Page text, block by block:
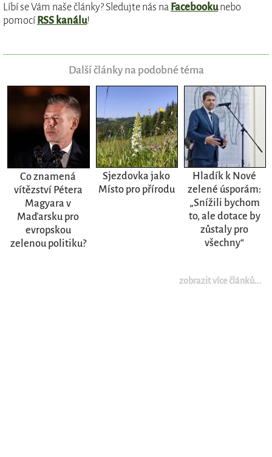
Líbí se Vám naše články? Sledujte nás na Facebookunebo
pomocíRSS kanálu!
Další články na podobné téma
Co znamená
vítězství Pétera
Magyara v
Maďarsku pro
evropskou
zelenou politiku?
Sjezdovka jako
Místo pro přírodu
Hladík k Nové
zelené úsporám:
„Snížili bychom
to, ale dotace by
zůstaly pro
všechny“
zobrazit více článků...